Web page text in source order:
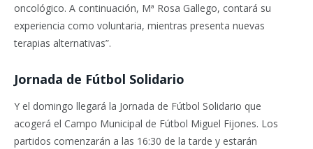
oncológico. A continuación, Mª Rosa Gallego, contará su
experiencia como voluntaria, mientras presenta nuevas
terapias alternativas”.
Jornada de Fútbol Solidario
Y el domingo llegará la Jornada de Fútbol Solidario que
acogerá el Campo Municipal de Fútbol Miguel Fijones. Los
partidos comenzarán a las 16:30 de la tarde y estarán